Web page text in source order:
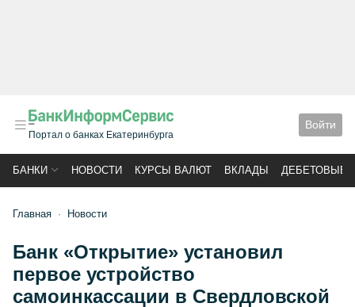
Портал о банках Екатеринбурга
Войти
БАНКИ НОВОСТИ КУРСЫ ВАЛЮТ ВКЛАДЫ ДЕБЕТОВЫЕ
Главная Новости
Банк «Открытие» установил
первое устройство
самоинкассации в Свердловской